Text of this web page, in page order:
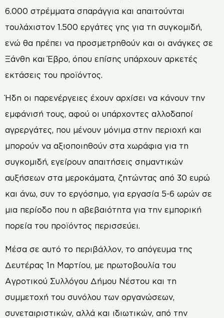
6.000 στρέµµατα σπαράγγια και απαιτούνται
τουλάχιστον 1.500 εργάτες γης για τη συγκομιδή,
ενώ θα πρέπει να προσµετρηθούν και οι ανάγκες σε
Ξάνθη και Έβρο, όπου επίσης υπάρχουν αρκετές
εκτάσεις του προϊόντος.
Ήδη οι παρενέργειες έχουν αρχίσει να κάνουν την
εμφάνισή τους, αφού οι υπάρχοντες αλλοδαποί
αγρεργάτες, που µένουν µόνιµα στην περιοχή και
µπορούν να αξιοποιηθούν στα χωράφια για τη
συγκομιδή, εγείρουν απαιτήσεις σηµαντικών
αυξήσεων στα µεροκάµατα, ζητώντας από 30 ευρώ
και άνω, συν το εργόσηµο, για εργασία 5-6 ωρών σε
µια περίοδο που η αβεβαιότητα για την εµπορική
πορεία του προϊόντος περισσεύει.
Μέσα σε αυτό το περιβάλλον, το απόγευµα της
∆ευτέρας 1η Μαρτίου, µε πρωτοβουλία του
Αγροτικού Συλλόγου ∆ήµου Νέστου και τη
συµµετοχή του συνόλου των οργανώσεων,
συνεταιριστικών, αλλά και ιδιωτικών, από την